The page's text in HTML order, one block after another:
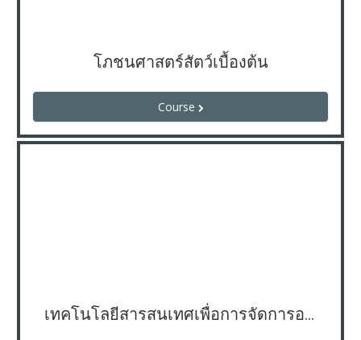
โภชนศาสตร์สัตว์เบื้องต้น
Course
เทคโนโลยีสารสนเทศเพื่อการจัดการอาชีพ